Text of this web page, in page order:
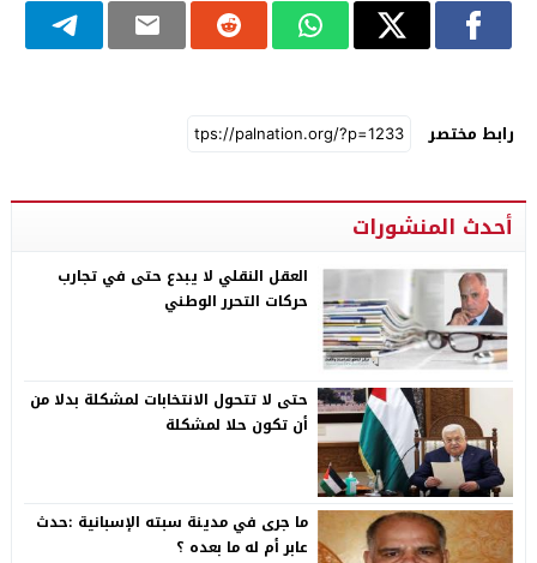
رابط مختصر
أحدث المنشورات
العقل النقلي لا يبدع حتى في تجارب
حركات التحرر الوطني
حتى لا تتحول الانتخابات لمشكلة بدلا من
أن تكون حلا لمشكلة
ما جرى في مدينة سبته الإسبانية :حدث
عابر أم له ما بعده ؟